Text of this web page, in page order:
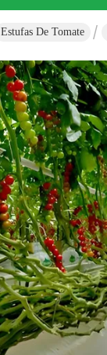
Estufas De Tomate